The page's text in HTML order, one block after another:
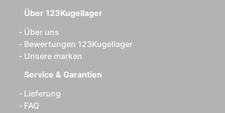
Über 123Kugellager
Über uns
Bewertungen 123Kugellager
Unsere marken
Service & Garantien
Lieferung
FAQ